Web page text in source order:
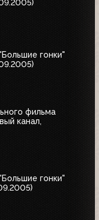
гонки"
фильма
канал,
гонки"